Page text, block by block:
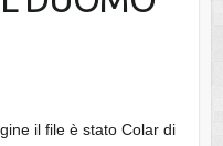
il file è stato Colar di